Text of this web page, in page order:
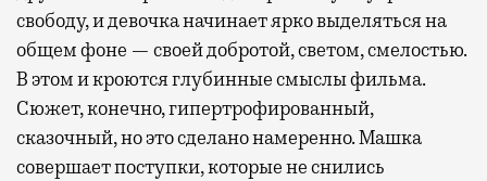
свободу, и девочка начинает ярко выделяться на
общем фоне — своей добротой, светом, смелостью.
В этом и кроются глубинные смыслы фильма.
Сюжет, конечно, гипертрофированный,
сказочный, но это сделано намеренно. Машка
совершает поступки, которые не снились